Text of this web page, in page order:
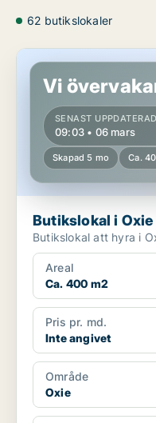
62 butikslokaler
Butikslokal i Oxie
Vi
SENAST UPPDATERAD
09:03 • 06 mars
Skapad 5 mo Ca.
Butikslokal i Oxie
Butikslokal att hyra i
Areal
Ca. 400 m2
Pris pr. md.
Inte angivet
Område
Oxie